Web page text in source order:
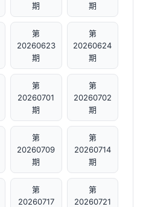
期
期
第
20260623
期
第
20260624
期
第
20260701
期
第
20260702
期
第
20260709
期
第
20260714
期
第
20260717
第
20260721